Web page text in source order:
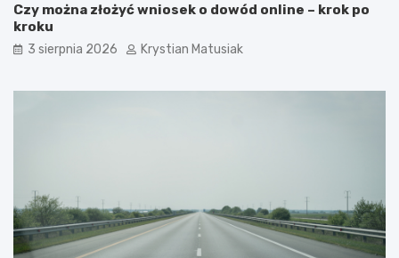
Czy można złożyć wniosek o dowód online – krok po
kroku
3 sierpnia 2026 Krystian Matusiak